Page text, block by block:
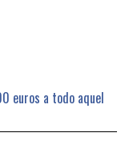
euros a todo aquel